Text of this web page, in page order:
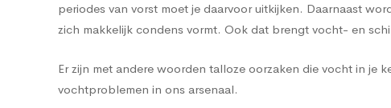
periodes van vorst moet je daarvoor uitkijken. Daarnaast
zich makkelijk condens vormt. Ook dat brengt vocht- en
Er zijn met andere woorden talloze oorzaken die vocht in
vochtproblemen in ons arsenaal.